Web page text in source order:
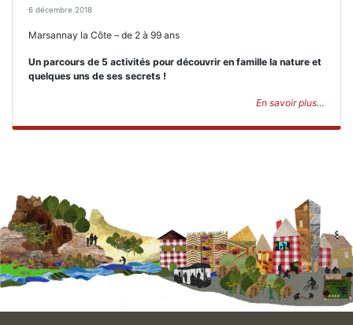
6 décembre 2018
Marsannay la Côte – de 2 à 99 ans
Un parcours de 5 activités pour découvrir en famille la nature et
quelques uns de ses secrets !
En savoir plus…